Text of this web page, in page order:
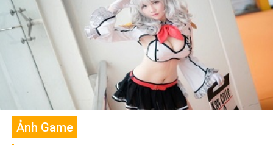
Ảnh Game